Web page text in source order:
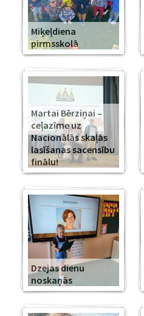
Miķeļdiena
pirmsskolā
Martai Bērziņai –
ceļazīme uz
Nacionālās skaļās
lasīšanas sacensību
finālu!
Dzejas dienu
noskaņās